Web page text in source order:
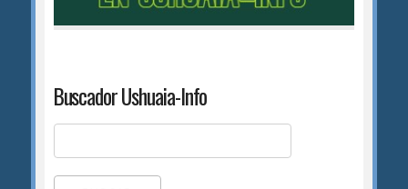
Buscador Ushuaia-Info